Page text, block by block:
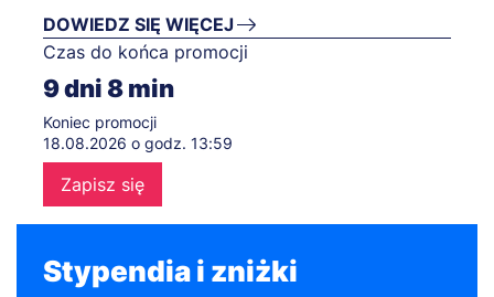
DOWIEDZ SIĘ WIĘCEJ
Czas do końca promocji
9dni 8min
Koniec promocji
18.08.2026 o godz. 13:59
Zapisz się
Stypendia i zniżki